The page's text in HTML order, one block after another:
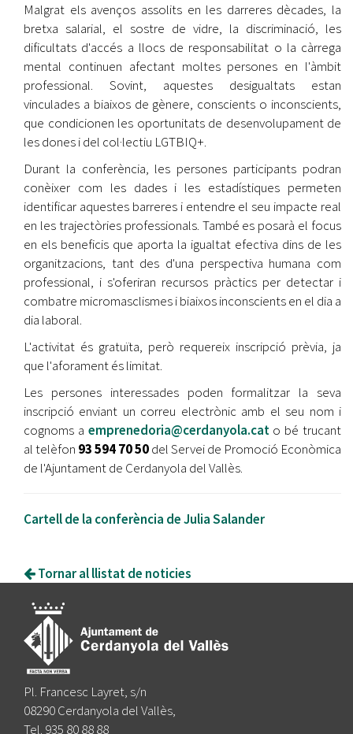
Malgrat els avenços assolits en les darreres dècades, la
bretxa salarial, el sostre de vidre, la discriminació, les
dificultats d'accés a llocs de responsabilitat o la càrrega
mental continuen afectant moltes persones en l'àmbit
professional. Sovint, aquestes desigualtats estan
vinculades a biaixos de gènere, conscients o inconscients,
que condicionen les oportunitats de desenvolupament de
les dones i del col·lectiu LGTBIQ+.
Durant la conferència, les persones participants podran
conèixer com les dades i les estadístiques permeten
identificar aquestes barreres i entendre el seu impacte real
en les trajectòries professionals. També es posarà el focus
en els beneficis que aporta la igualtat efectiva dins de les
organitzacions, tant des d'una perspectiva humana com
professional, i s'oferiran recursos pràctics per detectar i
combatre micromasclismes i biaixos inconscients en el dia a
dia laboral.
L'activitat és gratuïta, però requereix inscripció prèvia, ja
que l'aforament és limitat.
Les persones interessades poden formalitzar la seva
inscripció enviant un correu electrònic amb el seu nom i
cognoms a emprenedoria@cerdanyola.cato bé trucant
al telèfon 93 594 70 50del Servei de Promoció Econòmica
de l'Ajuntament de Cerdanyola del Vallès.
Cartell de la conferència de Julia Salander
Tornar al llistat de noticies
Pl. Francesc Layret, s/n
08290 Cerdanyola del Vallès,
Tel. 935 80 88 88